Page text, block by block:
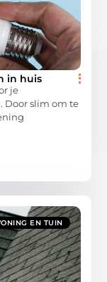
in huis
je
Door slim om te
EN TUIN